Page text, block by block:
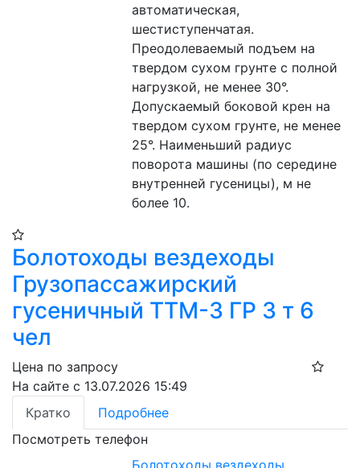
автоматическая,
шестиступенчатая.
Преодолеваемый подъем на
твердом сухом грунте с полной
нагрузкой, не менее 30°.
Допускаемый боковой крен на
твердом сухом грунте, не менее
25°. Наименьший радиус
поворота машины (по середине
внутренней гусеницы), м не
более 10.
Болотоходы вездеходы
Грузопассажирский
гусеничный ТТМ-3 ГР 3 т 6
чел
Цена по запросу
На сайте с 13.07.2026 15:49
Кратко
Подробнее
Посмотреть телефон
Болотоходы вездеходы